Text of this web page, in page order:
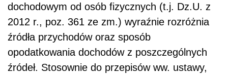
dochodowym od osób fizycznych (t.j. Dz.U. z
2012 r., poz. 361 ze zm.) wyraźnie rozróżnia
źródła przychodów oraz sposób
opodatkowania dochodów z poszczególnych
źródeł. Stosownie do przepisów ww. ustawy,